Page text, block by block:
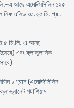
এ আছে এমোক্সিসিলিন ১২৫
এসিড ৩১.২৫ মি. গ্রা.
৫ মি.লি. এ আছে
এবং ক্লাভুলানিক
১ গ্রাম (এমোক্সিসিলিন
পটাশিয়াম